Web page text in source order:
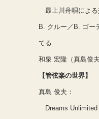
最上川舟唄による
B. クルー／B. ゴー
てる
和泉 宏隆（真島俊
【管弦楽の世界】
真島 俊夫：
Dreams Unlimited